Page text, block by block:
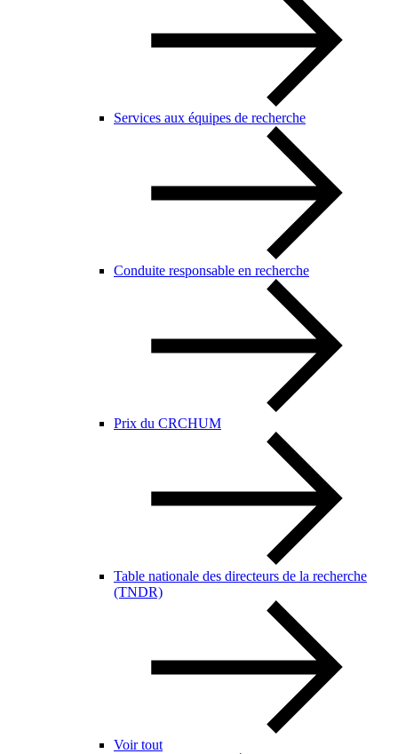
Services aux équipes de recherche
Conduite responsable en recherche
Prix du CRCHUM
Table nationale des directeurs de la recherche
(TNDR)
Voir tout